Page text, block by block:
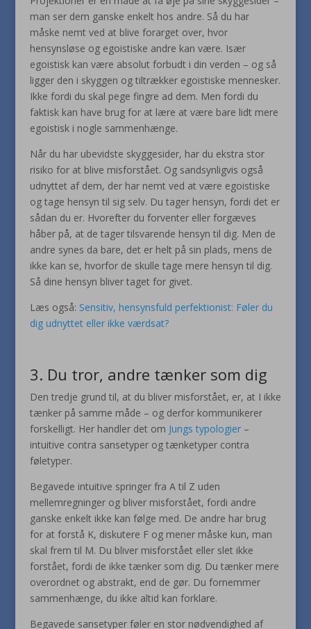
man ser dem ganske enkelt hos andre. Så du har
måske nemt ved at blive forarget over, hvor
hensynsløse og egoistiske andre kan være. Især
egoistisk kan være absolut forbudt i din verden – og så
ligger den i skyggen og tiltrækker egoistiske mennesker.
Ikke fordi du skal pege fingre ad dem. Men fordi du
faktisk kan have brug for at lære at være bare lidt mere
egoistisk i nogle sammenhænge.
Når du har ubevidste skyggesider, har du ekstra stor
risiko for at blive misforstået. Og sandsynligvis også
udnyttet af dem, der har nemt ved at være egoistiske
og tage hensyn til sig selv. Du tager hensyn, fordi det er
sådan du er. Hvorefter du forventer eller forgæves
håber på, at de tager tilsvarende hensyn til dig. Men de
andre synes da bare, det er helt på sin plads, mens de
ikke kan se, hvorfor de skulle tage mere hensyn til dig.
Så dine hensyn bliver taget for givet.
Læs også: Sensitiv, hensynsfuld perfektionist: Føler du
dig udnyttet eller ikke værdsat?
3. Du tror, andre tænker som dig
Den tredje grund til, at du bliver misforstået, er, at I ikke
tænker på samme måde – og derfor kommunikerer
forskelligt. Her handler det om Jungs typologier–
intuitive contra sansetyper og tænketyper contra
føletyper.
Begavede intuitive springer fra A til Z uden
mellemregninger og bliver misforstået, fordi andre
ganske enkelt ikke kan følge med. De andre har brug
for at forstå K, diskutere F og mener måske kun, man
skal frem til M. Du bliver misforstået eller slet ikke
forstået, fordi de ikke tænker som dig. Du tænker mere
overordnet og abstrakt, end de gør. Du fornemmer
sammenhænge, du ikke altid kan forklare.
Begavede sansetyper føler en stor nødvendighed af